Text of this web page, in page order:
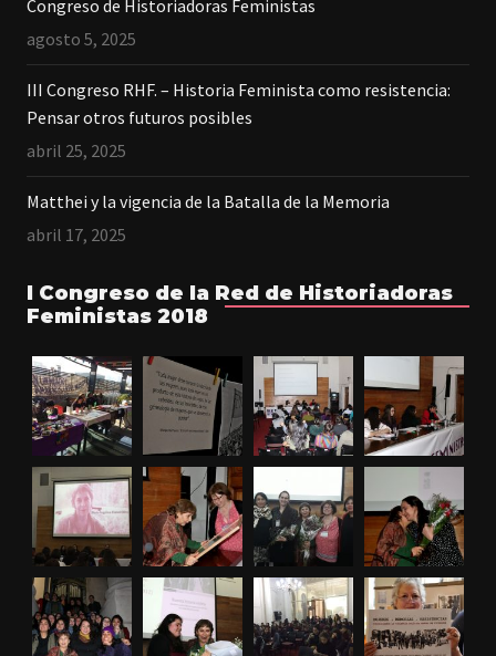
Congreso de Historiadoras Feministas
agosto 5, 2025
III Congreso RHF. – Historia Feminista como resistencia:
Pensar otros futuros posibles
abril 25, 2025
Matthei y la vigencia de la Batalla de la Memoria
abril 17, 2025
I Congreso de la Red de Historiadoras
Feministas 2018